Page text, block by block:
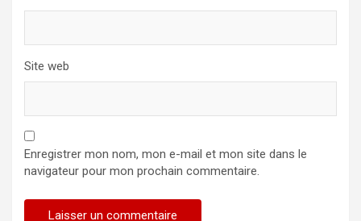
Site web
Enregistrer mon nom, mon e-mail et mon site dans le
navigateur pour mon prochain commentaire.